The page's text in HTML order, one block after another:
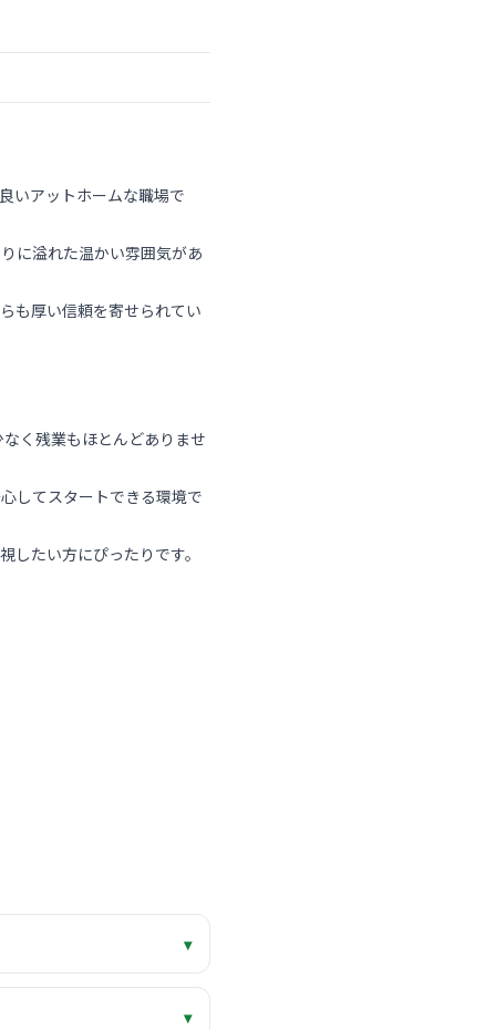
いアットホームな職場で
に溢れた温かい雰囲気があ
も厚い信頼を寄せられてい
く残業もほとんどありませ
してスタートできる環境で
たい方にぴったりです。
▾
▾